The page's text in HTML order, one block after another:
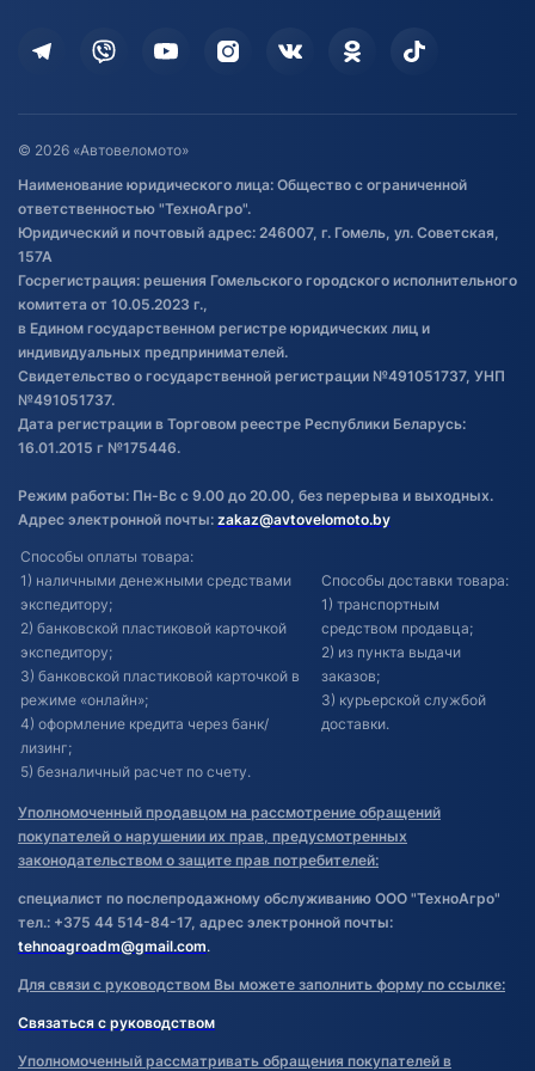
Дополнительные услуги
Оставить отзыв
Договор публичной оферты
Обработка файлов cookie
Постановка транспорта на учет
Обновления в ЭПТС 2024
© 2026 «Автовеломото»
Наименование юридического лица: Общество с ограниченной
ответственностью "ТехноАгро".
Юридический и почтовый адрес: 246007, г. Гомель, ул. Советская,
157А
Госрегистрация: решения Гомельского городского исполнительного
комитета от 10.05.2023 г.,
в Едином государственном регистре юридических лиц и
индивидуальных предпринимателей.
Свидетельство о государственной регистрации №491051737, УНП
№491051737.
Дата регистрации в Торговом реестре Республики Беларусь:
16.01.2015 г №175446.
Режим работы: Пн-Вс с 9.00 до 20.00, без перерыва и выходных.
Адрес электронной почты: zakaz@avtovelomoto.by
Способы оплаты товара:
1) наличными денежными средствами
экспедитору;
2) банковской пластиковой карточкой
экспедитору;
3) банковской пластиковой карточкой в
режиме «онлайн»;
4) оформление кредита через банк/
лизинг;
5) безналичный расчет по счету.
Способы доставки товара:
1) транспортным
средством продавца;
2) из пункта выдачи
заказов;
3) курьерской службой
доставки.
Уполномоченный продавцом на рассмотрение обращений
покупателей о нарушении их прав, предусмотренных
законодательством о защите прав потребителей:
специалист по послепродажному обслуживанию ООО "ТехноАгро"
тел.: +375 44 514-84-17, адрес электронной почты:
tehnoagroadm@gmail.com.
Для связи с руководством Вы можете заполнить форму по ссылке:
Связаться с руководством
Уполномоченный рассматривать обращения покупателей в